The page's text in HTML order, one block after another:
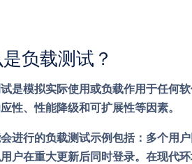
负载测试？
是模拟实际使用或负载作用于任何
性、性能降级和可扩展性等因素。
进行的负载测试示例包括：多个用
户在重大更新后同时登录。在现代